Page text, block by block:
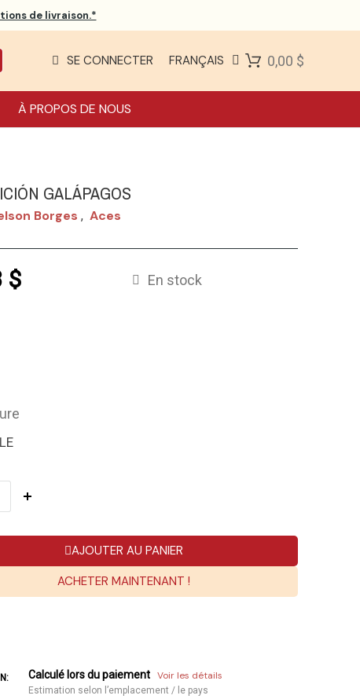
de livraison.*
SE CONNECTER FRANÇAIS 0,00 $
À PROPOS DE NOUS
GALÁPAGOS
Borges , Aces
$
En stock
AJOUTER AU PANIER
ACHETER MAINTENANT !
Calculé lors du paiement Voir les détails
Estimation selon l’emplacement / le pays